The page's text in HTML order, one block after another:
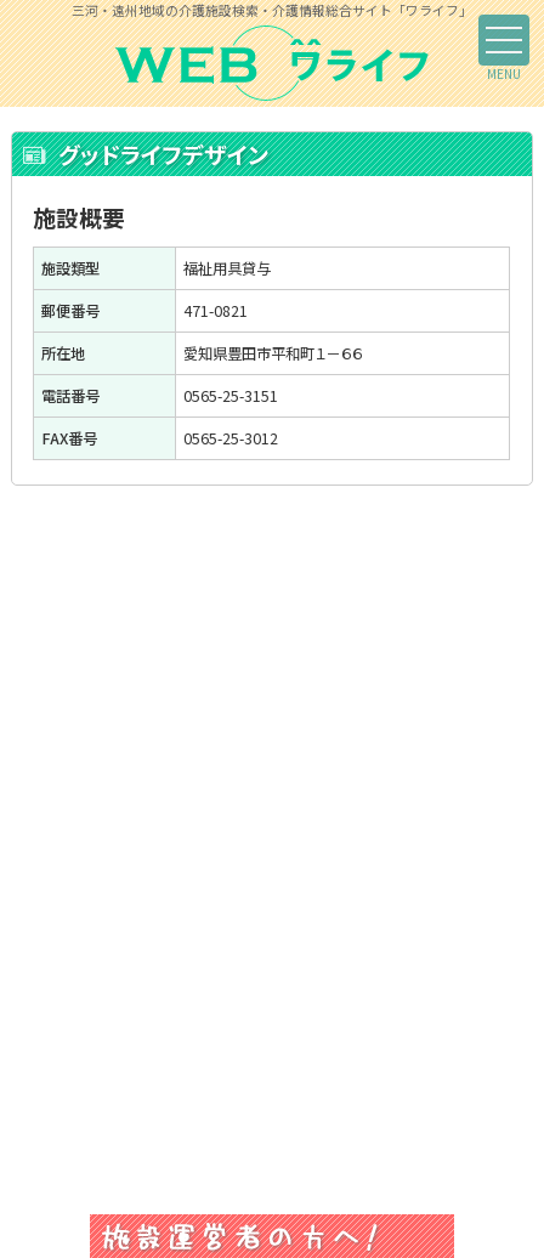
三河・遠州地域の介護施設検索・介護情報総合サイト「ワライフ」
グッドライフデザイン
施設概要
施設類型
福祉用具貸与
郵便番号
471-0821
所在地
愛知県豊田市平和町１－６６
電話番号
0565-25-3151
FAX番号
0565-25-3012